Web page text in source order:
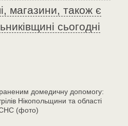
магазини, також є
сьогодні
домедичну допомогу:
Нікопольщини та області
(фото)